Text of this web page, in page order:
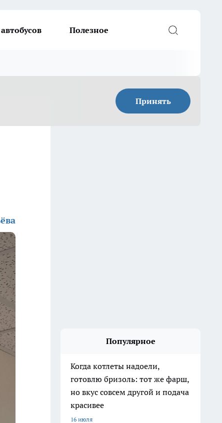
Полезное
Принять
Популярное
Когда котлеты надоели,
готовлю бризоль: тот же фарш,
но вкус совсем другой и подача
красивее
16 июля